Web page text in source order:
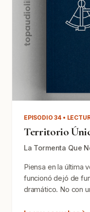
EPISODIO 34 •
Territorio
La Tormenta Que
Piensa en la última
funcionó dejó de
dramático. No con